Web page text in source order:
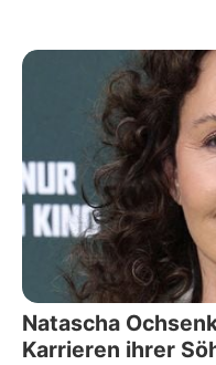
Natascha
Karrieren ihrer